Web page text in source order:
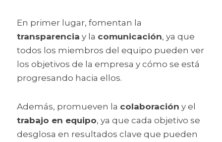
transparencia y la comunicación, ya que
todos los miembros del equipo pueden ver
los objetivos de la empresa y cómo se está
progresando hacia ellos.
Además, promueven la colaboración
trabajo en equipo, ya que cada objetivo se
desglosa en resultados clave que pueden